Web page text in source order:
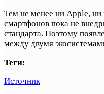
Тем не менее ни Apple,
смартфонов пока не
стандарта. Поэтому
между двумя
Теги:
Источник